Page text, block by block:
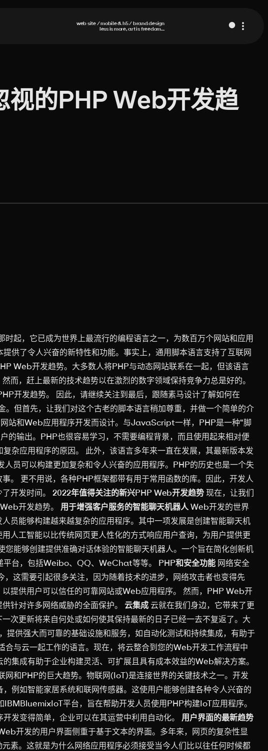
web site / mobile & h5 / brand design
less is more, art is freedom…
视的PHP Web开发趋
起，它已成为世界上最流行的编程语言之一，为数百万个网站和应用
供了令人兴奋的新特性和功能。事实上，通用脚本语言支持了互联网
Web开发趋势。大多数人将PHP与动态网站联系在一起，但该语言
而，赶上最新的技术趋势以在激烈的数字领域保持竞争力总是好的。
开发趋势。 因此，请继续关注到最后，跟随素马设计了解如何在
但首先，让我们对这个古老的脚本语言稍加尊重，并做一个简单的介
站和Web应用程序开发而设计。与JavaScript一样，PHP是一种“脚
的输出。PHP也很容易学习，不需要编程背景，而且使用起来相对便
杂应用程序的原因。 此外，该语言多年来一直在发展，其最新版本发
员可以构建更加复杂和令人兴奋的应用程序。PHP的历史也是一个失
。 更不用说，各种PHP框架都带有用于常用函数的库。因此，开发人
了开发时间。2022年值得关注的新兴PHP Web开发趋势现在，让我们
开发趋势。 用于增强客户服务的智能聊天机器人 Web开发的世界
员能够构建越来越复杂的应用程序。其中一项发展是创建智能聊天机
人工智能以比传统网页更人性化的方式响应用户查询，为用户提供更
能够创建提供准确对话体验的智能聊天机器人。一个旨在简化创新机
平台，包括Weibo、QQ、WeChat等等。 PHP和安全功能 网络安全
这需要引起很多关注，因为随着技术的进步，网络攻击者也变得先
提供用户可以信任的可靠网站或Web应用程序。 然而，PHP Web开
针对许多网络威胁的全面保护。 云集成 云就在我们身边，它带来了更
次更新将来自何处或如何使其保持最新的日子已经一去不复返了。大
供强大而可靠的基础设施和服务，如自动化测试和持续集成，有助于
合与云一起工作的语言。现在，将云整合到您的Web开发工作流程中
集成有助于企业构建灵活、可扩展且具有成本效益的Web解决方案。
网和PHP的巨大趋势。物联网(IoT)是连接世界的关键技术之一。开发
例如智能家居系统和联网传感器。这使用户能够创建各种令人兴奋的
平台，旨在帮助开发人员使用PHP构建IoT应用程序。
发变得简单，企业可以在其运营中利用自动化。 用户界面的最新趋势
开发的用户界面侧重于基于文本的界面。多年来，网页的复杂性显
素。这就是为什么网络应用程序必须接受当今人们比以往任何时候都